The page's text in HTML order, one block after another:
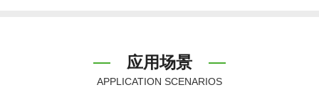
应用场景
APPLICATION SCENARIOS